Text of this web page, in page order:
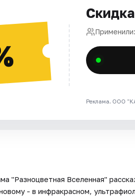
Реклама. ООО
"Разноцветная Вселенная"
- в инфракрасном,